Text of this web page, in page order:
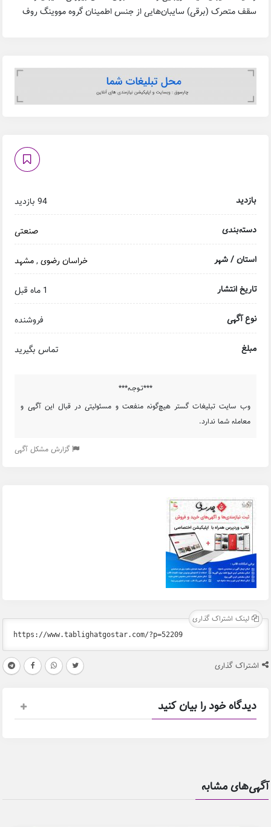
سقف متحرک (برقی) سایبان‌هایی از جنس اطمینان گروه مووینگ روف
بازدید 94 بازدید
دسته‌بندی صنعتی
استان / شهر خراسان رضوی,مشهد
تاریخ انتشار 1 ماه قبل
نوع آگهی فروشنده
مبلغ تماس بگیرید
***تـوجـه***
وب سایت تبلیغات گستر هیچ‌گونه منفعت و مسئولیتی در قبال این آگهی و
معامله شما ندارد.
گزارش مشکل آگهی
لینک اشتراک گذاری
اشتراک گذاری
دیدگاه خود را بیان کنید
آگهی‌های مشابه